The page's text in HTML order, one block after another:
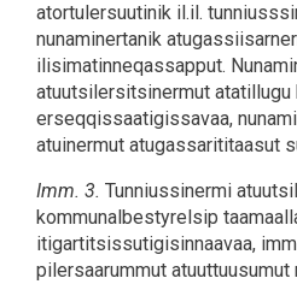
atortulersuutinik il.il.
nunaminertanik
ilisimatinneqassapput.
atuutsilersitsinermut atatillugu
erseqqissaatigissavaa,
atuinermut atugassarititaasut
Imm. 3. Tunniussinermi
kommunalbestyrelsip
itigartitsissutigisinnaavaa,
pilersaarummut